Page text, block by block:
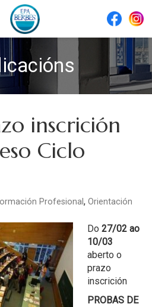
inscrición
Ciclo
Profesional, Orientación
Do 27/02 ao
10/03
aberto o
prazo
inscrición
PROBAS DE